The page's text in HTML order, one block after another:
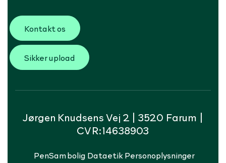
Kontakt os
Sikker upload
Jørgen Knudsens Vej 2 | 3520 Farum |
CVR:14638903
PenSam bolig Dataetik Personoplysninger